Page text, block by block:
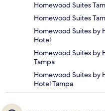
Homewood Suites
Homewood Suites
Homewood Suites by
Hotel
Homewood Suites by
Tampa
Homewood Suites by
Hotel Tampa